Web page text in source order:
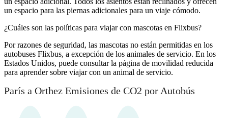
un espacio para las piernas adicionales para un viaje cómodo.
¿Cuáles son las políticas para viajar con mascotas en Flixbus?
Por razones de seguridad, las mascotas no están permitidas en los
autobuses Flixbus, a excepción de los animales de servicio. En los
Estados Unidos, puede consultar la página de movilidad reducida
para aprender sobre viajar con un animal de servicio.
París a Orthez Emisiones de CO2 por Autobús